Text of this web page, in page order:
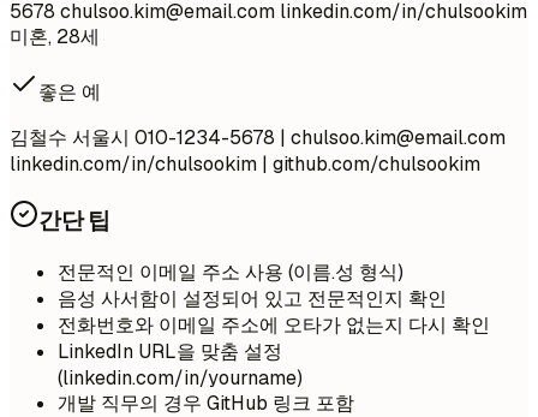
5678 chulsoo.kim@email.com linkedin.com/in/chulsookim
미혼, 28세
좋은 예
김철수 서울시 010-1234-5678 | chulsoo.kim@email.com
linkedin.com/in/chulsookim | github.com/chulsookim
간단 팁
전문적인 이메일 주소 사용 (이름.성 형식)
음성 사서함이 설정되어 있고 전문적인지 확인
전화번호와 이메일 주소에 오타가 없는지 다시 확인
LinkedIn URL을 맞춤 설정
(linkedin.com/in/yourname)
개발 직무의 경우 GitHub 링크 포함